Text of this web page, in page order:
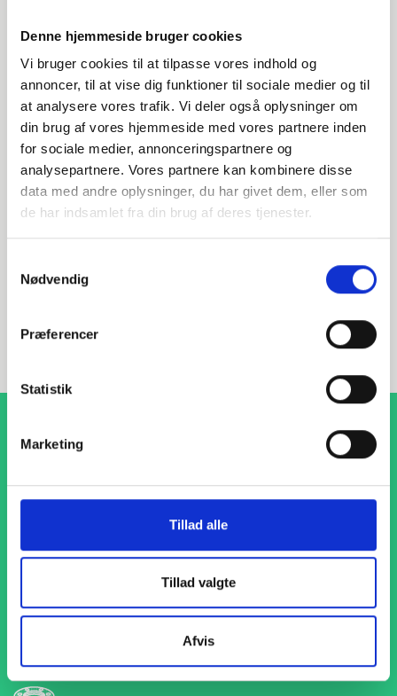
Denne hjemmeside bruger cookies
Vi bruger cookies til at tilpasse vores indhold og
annoncer, til at vise dig funktioner til sociale medier og til
at analysere vores trafik. Vi deler også oplysninger om
din brug af vores hjemmeside med vores partnere inden
for sociale medier, annonceringspartnere og
analysepartnere. Vores partnere kan kombinere disse
data med andre oplysninger, du har givet dem, eller som
de har indsamlet fra din brug af deres tjenester.
Nødvendig
Præferencer
Statistik
Marketing
Tillad alle
Tillad valgte
Afvis
Har du spørgsmål?
Vi står klar til at hjælpe med spørgsmål om produkter,
service eller andet. Kontakt os for professionel rådgivning
og sparring.
1-4 dages levering
Med hurtig levering på kun 1-4 dage sikrer vi, at dine
præcist og til tiden, så du kan holde dit produktionsflow